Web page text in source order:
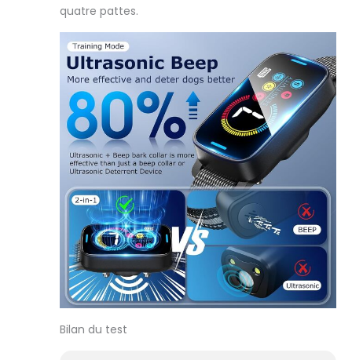
pour les
aboiements de
votre chien. La
fonction de
dressage
progressif rend le
collier anti-
aboiement
incroyablement
utile pour fournir
un renforcement
positif pour un
bon
comportement,
c'est le meilleur
cadeau pour votre
quatre pattes.
Bilan du test